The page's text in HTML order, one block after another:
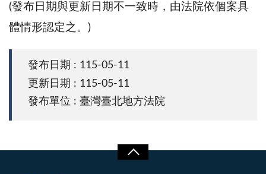
(發布日期與更新日期不一致時，由法院依個案具
體情形認定之。)
發布日期 : 115-05-11
更新日期 : 115-05-11
發布單位 : 臺灣臺北地方法院